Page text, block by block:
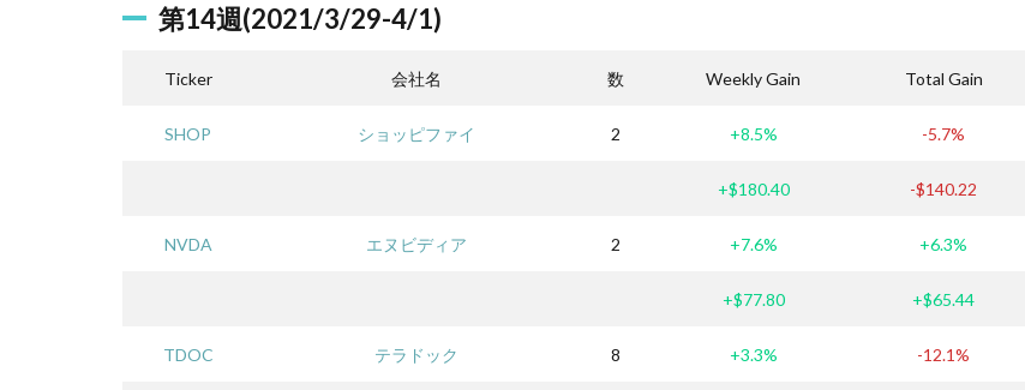
第14週(2021/3/29-4/1)
Ticker 会社名 数 Weekly Gain Total Gain
SHOP ショッピファイ 2 +8.5% -5.7%
+$180.40 -$140.22
NVDA エヌビディア 2 +7.6% +6.3%
+$77.80 +$65.44
TDOC テラドック 8 +3.3% -12.1%